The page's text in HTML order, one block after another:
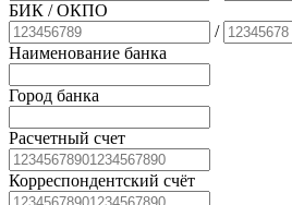
БИК / ОКПО
/
Наименование банка
Город банка
Расчетный счет
Корреспондентский счёт